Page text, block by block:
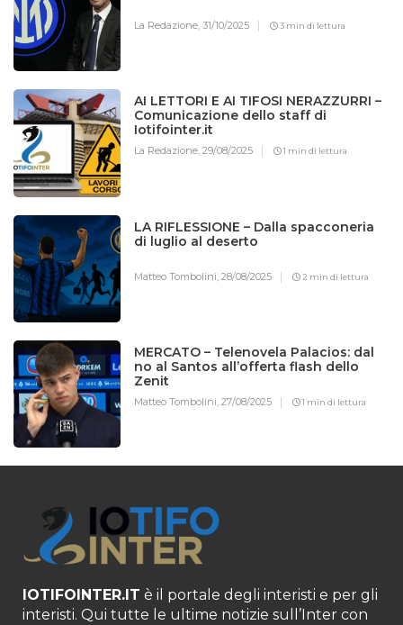
La Redazione,31/10/2025 3 min di lettura
AI LETTORI E AI TIFOSI NERAZZURRI –
Comunicazione dello staff di
Iotifointer.it
La Redazione,29/08/2025 1 min di lettura
LA RIFLESSIONE – Dalla spacconeria
di luglio al deserto
Matteo Tombolini,28/08/2025 2 min di lettura
MERCATO – Telenovela Palacios: dal
no al Santos all’offerta flash dello
Zenit
Matteo Tombolini,27/08/2025 1 min di lettura
IOTIFOINTER.IT è il portale degli interisti e per gli
interisti. Qui tutte le ultime notizie sull’Inter con